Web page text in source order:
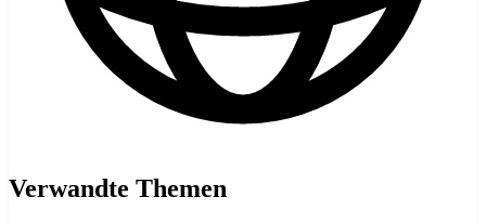
Verwandte Themen